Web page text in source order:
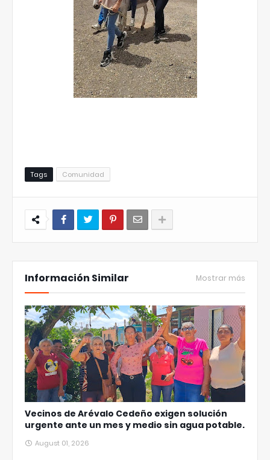
Tags Comunidad
Información Similar Mostrar más
Vecinos de Arévalo Cedeño exigen solución
urgente ante un mes y medio sin agua potable.
August 01, 2026